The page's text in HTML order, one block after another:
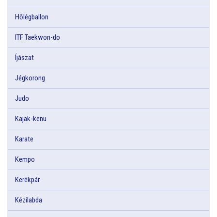
Hőlégballon
ITF Taekwon-do
Íjászat
Jégkorong
Judo
Kajak-kenu
Karate
Kempo
Kerékpár
Kézilabda